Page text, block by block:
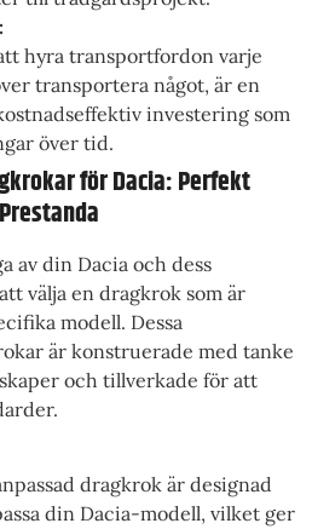
hyra transportfordon varje
transportera något, är en
investering som
över tid.
för Dacia: Perfekt
av din Dacia och dess
välja en dragkrok som är
modell. Dessa
är konstruerade med tanke
och tillverkade för att
dragkrok är designad
din Dacia-modell, vilket ger